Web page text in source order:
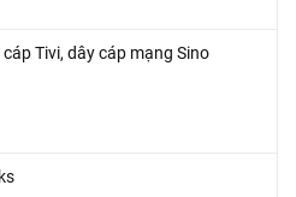
Tivi, dây cáp mạng Sino